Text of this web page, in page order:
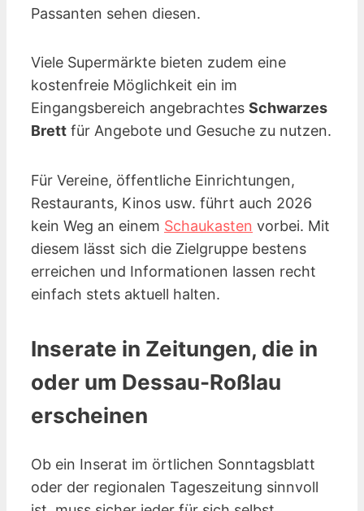
Passanten sehen diesen.
Viele Supermärkte bieten zudem eine
kostenfreie Möglichkeit ein im
Eingangsbereich angebrachtes Schwarzes
Brett für Angebote und Gesuche zu nutzen.
Für Vereine, öffentliche Einrichtungen,
Restaurants, Kinos usw. führt auch 2026
kein Weg an einem Schaukasten vorbei. Mit
diesem lässt sich die Zielgruppe bestens
erreichen und Informationen lassen recht
einfach stets aktuell halten.
Inserate in Zeitungen, die in
oder um Dessau-Roßlau
erscheinen
Ob ein Inserat im örtlichen Sonntagsblatt
oder der regionalen Tageszeitung sinnvoll